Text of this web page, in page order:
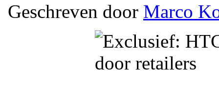
Geschreven door Marco